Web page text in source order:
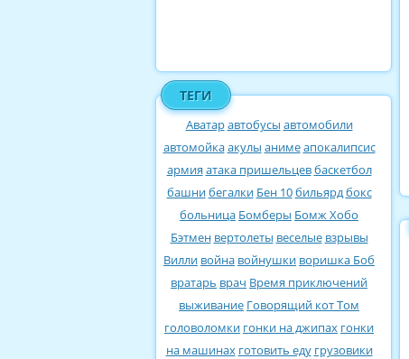
ТЕГИ
Аватаравтобусы автомобили
автомойкаакулы анимеапокалипсис
армия атака пришельцевбаскетбол
башнибегалки Бен 10бильярдбокс
больница Бомберы Бомж Хобо
Бэтмен вертолеты веселые взрывы
Вилли война войнушки воришка Боб
вратарь врач Время приключений
выживание Говорящий кот Том
головоломки гонки на джипах гонки
на машинах готовить еду грузовики